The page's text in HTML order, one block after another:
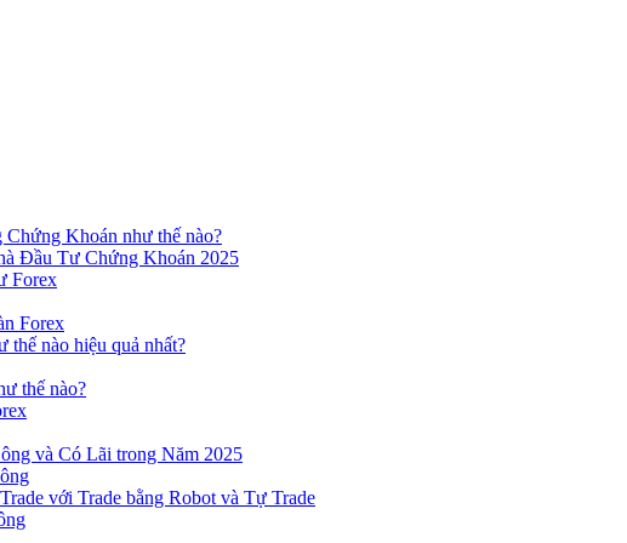
Khoán như thế nào?
Đầu Tư Chứng Khoán 2025
Forex
Forex
nào hiệu quả nhất?
thế nào?
và Có Lãi trong Năm 2025
với Trade bằng Robot và Tự Trade